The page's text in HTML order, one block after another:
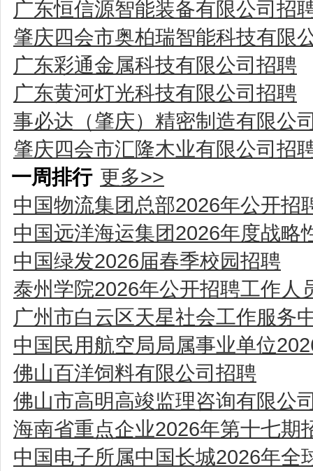
广东恒信源智能装备有限公司招
肇庆四会市奥柏瑞智能科技有限
广东彩通金属科技有限公司招聘
广东黄河灯光科技有限公司招聘
事必达（肇庆）精密制造有限公
肇庆四会市汇隆木业有限公司招
一周排行 更多>>
中国物流集团总部2026年公开招
中国远洋海运集团2026年度战略
中国绿发2026届春季校园招聘
泰州学院2026年公开招聘工作人
广州市白云区天星社会工作服务
中国民用航空局局属事业单位
佛山百洋饲料有限公司招聘
佛山市高明高竣监理咨询有限公
海南省重点企业2026年第十七期
中国电子所属中国长城2026年全